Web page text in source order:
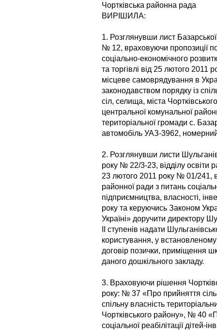
Чортківська районна рада
ВИРІШИЛА:
1. Розглянувши лист
№ 12, враховуючи пропозиції
соціально-економічного
та торгівлі від 25 лютого 2011
місцеве самоврядування в
законодавством порядку із
сіл, селища, міста
центральної комунальної
територіальної громади с.
автомобіль УАЗ-3962,
2. Розглянувши листи
року № 22/3-23, відділу освіти
23 лютого 2011 року № 01/241,
районної ради з питань
підприємництва, власності,
року та керуючись Законом
Україні» доручити директору
ІІ ступенів надати
користування, у
договір позички, приміщення
даного дошкільного закладу.
3. Враховуючи рішення
року: № 37 «Про прийняття
спільну власність
Чортківського району», № 40
соціальної реабілітації дітей-